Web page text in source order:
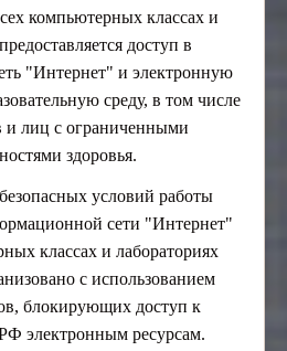
компьютерных классах и
доступ в
"Интернет" и электронную
среду, в том числе
и лиц с ограниченными
здоровья.
условий работы
сети "Интернет"
классах и лабораториях
с использованием
блокирующих доступ к
электронным ресурсам.